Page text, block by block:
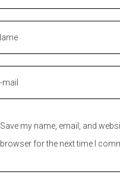
Save my name, email, and
browser for the next time I